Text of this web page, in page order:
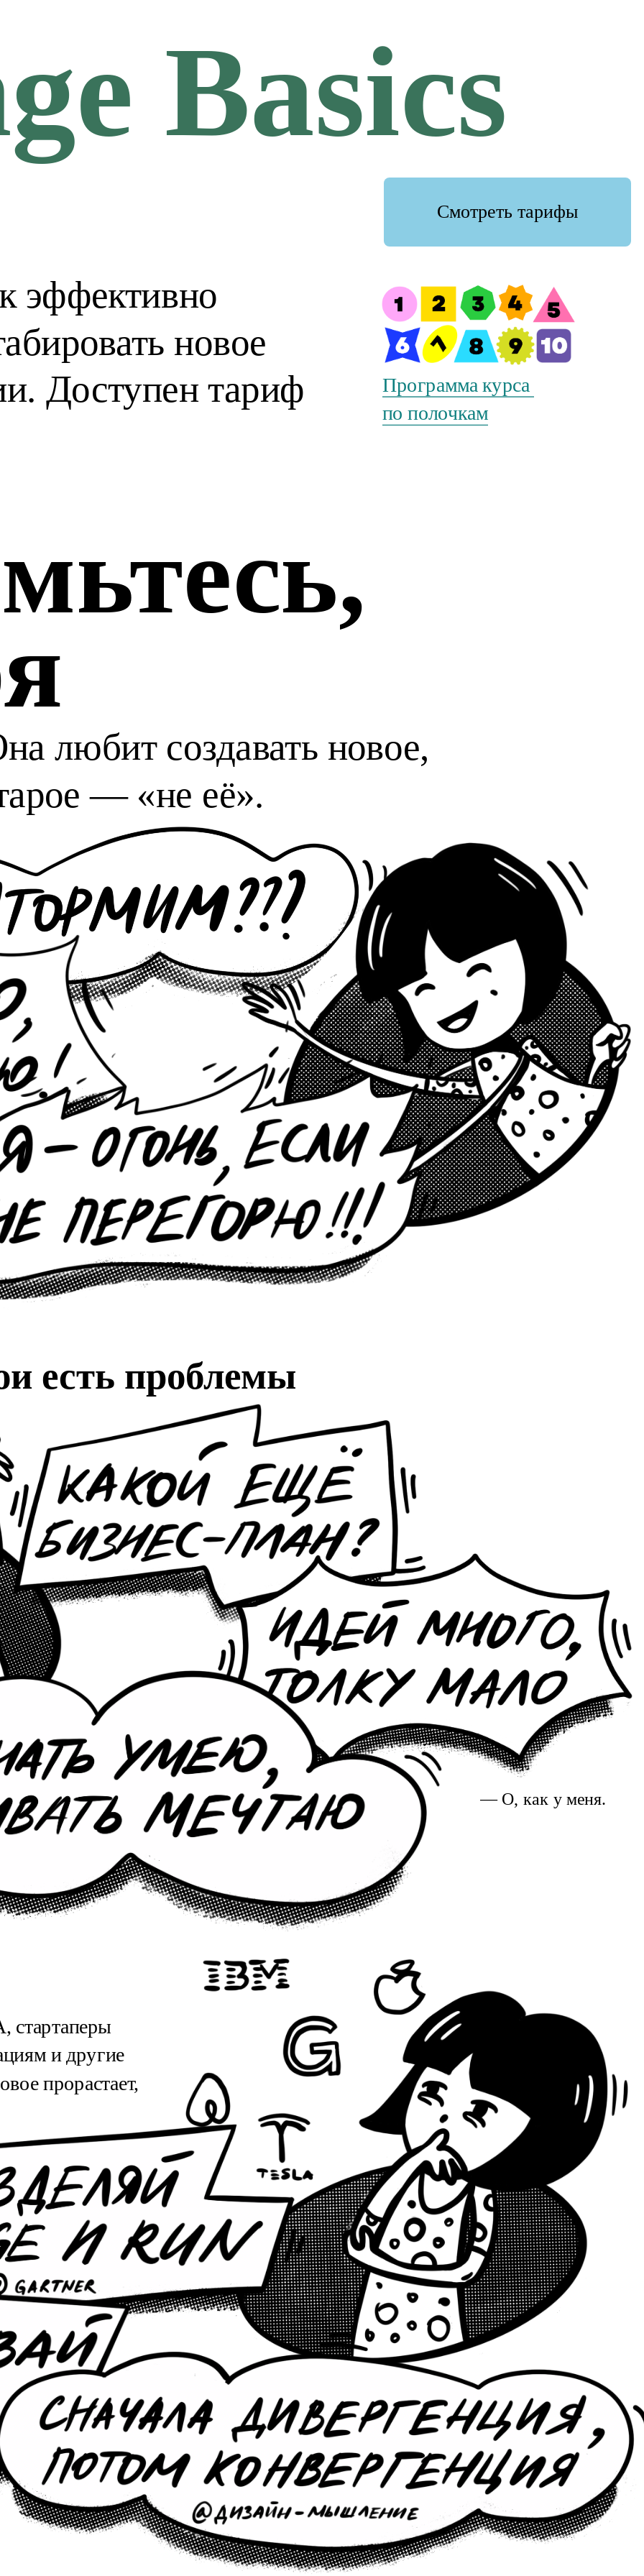
Basics
эффективно
новое
Доступен тариф
Программа курса
по полочкам
любит создавать новое,
— «не её».
есть проблемы
— О, как у меня.
стартаперы
и другие
прорастает,